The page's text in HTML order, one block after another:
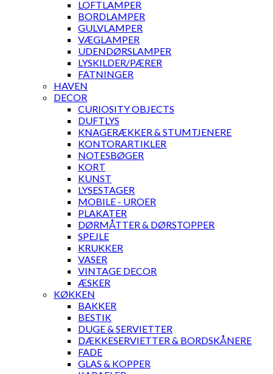
LOFTLAMPER
BORDLAMPER
GULVLAMPER
VÆGLAMPER
UDENDØRSLAMPER
LYSKILDER/PÆRER
FATNINGER
HAVEN
DECOR
CURIOSITY OBJECTS
DUFTLYS
KNAGERÆKKER & STUMTJENERE
KONTORARTIKLER
NOTESBØGER
KORT
KUNST
LYSESTAGER
MOBILE - UROER
PLAKATER
DØRMÅTTER & DØRSTOPPER
SPEJLE
KRUKKER
VASER
VINTAGE DECOR
ÆSKER
KØKKEN
BAKKER
BESTIK
DUGE & SERVIETTER
DÆKKESERVIETTER & BORDSKÅNERE
FADE
GLAS & KOPPER